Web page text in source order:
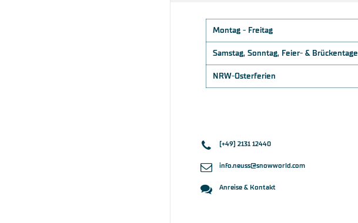
Montag - Freitag
Samstag, Sonntag, Feier- & Brückentage
NRW-Osterferien
(+49) 2131 12440
info.neuss@snowworld.com
Anreise & Kontakt